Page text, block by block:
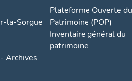
la-Sorgue
Archives
Plateforme Ouverte du
Patrimoine (POP)
Inventaire général du
patrimoine